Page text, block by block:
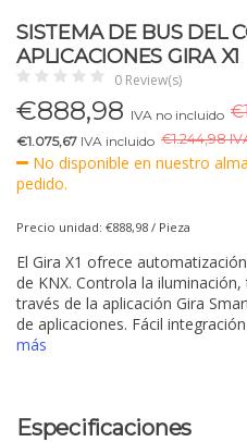
SISTEMA DE BUS DEL
APLICACIONES GIRA X1
0 Review(s)
€888,98 IVA no incluido
€1.075,67 IVA incluido €1.244,98
No disponible en nuestro
pedido.
Precio unidad: €888,98 / Pieza
El Gira X1 ofrece
de KNX. Controla la
través de la aplicación Gira
de aplicaciones. Fácil
más
Especificaciones